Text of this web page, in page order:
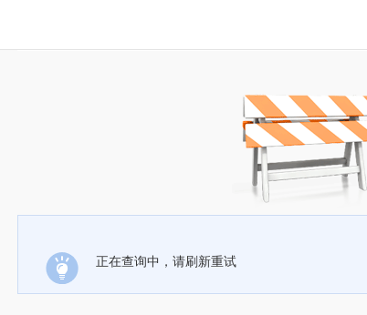
正在查询中，请刷新重试